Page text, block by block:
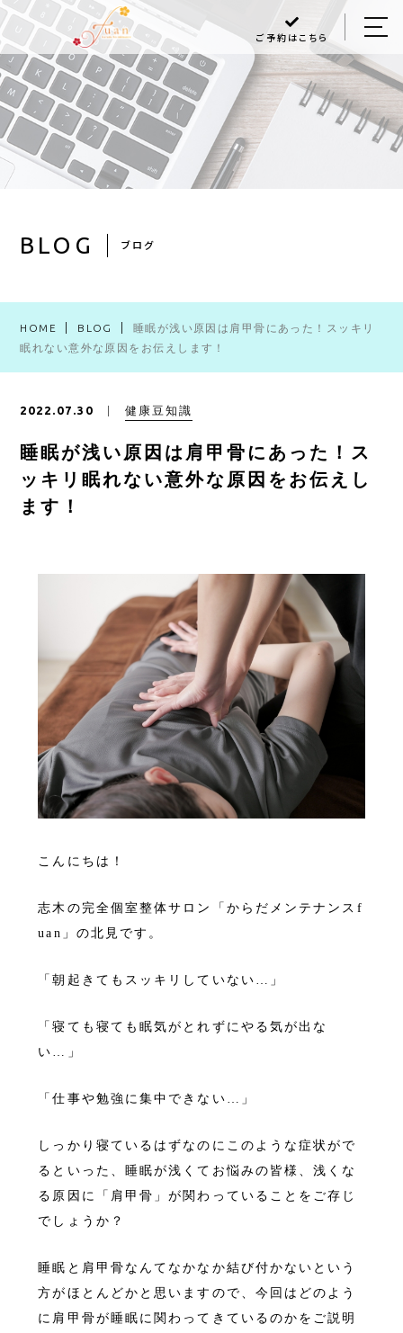
ご予約はこちら
BLOG ブログ
HOME BLOG
睡眠が浅い原因は肩甲骨にあった！スッキリ
眠れない意外な原因をお伝えします！
2022.07.30 健康豆知識
睡眠が浅い原因は肩甲骨にあった！ス
ッキリ眠れない意外な原因をお伝えし
ます！
こんにちは！
志木の完全個室整体サロン「からだメンテナンスf
uan」の北見です。
「朝起きてもスッキリしていない…」
「寝ても寝ても眠気がとれずにやる気が出な
い…」
「仕事や勉強に集中できない…」
しっかり寝ているはずなのにこのような症状がで
るといった、睡眠が浅くてお悩みの皆様、浅くな
る原因に「肩甲骨」が関わっていることをご存じ
でしょうか？
睡眠と肩甲骨なんてなかなか結び付かないという
方がほとんどかと思いますので、今回はどのよう
に肩甲骨が睡眠に関わってきているのかをご説明
HOME
ABOUT US
MENU
Q＆A
048-470-6868
ご予約はこちら